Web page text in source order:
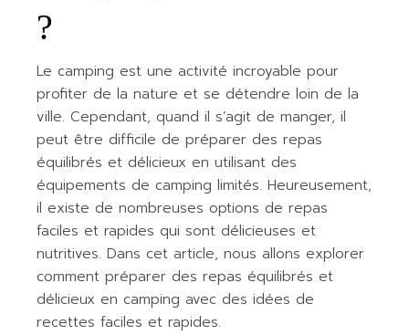
?
Le camping est une activité incroyable pour
profiter de la nature et se détendre loin de la
ville. Cependant, quand il s’agit de manger, il
peut être difficile de préparer des repas
équilibrés et délicieux en utilisant des
équipements de camping limités. Heureusement,
il existe de nombreuses options de repas
faciles et rapides qui sont délicieuses et
nutritives. Dans cet article, nous allons explorer
comment préparer des repas équilibrés et
délicieux en camping avec des idées de
recettes faciles et rapides.